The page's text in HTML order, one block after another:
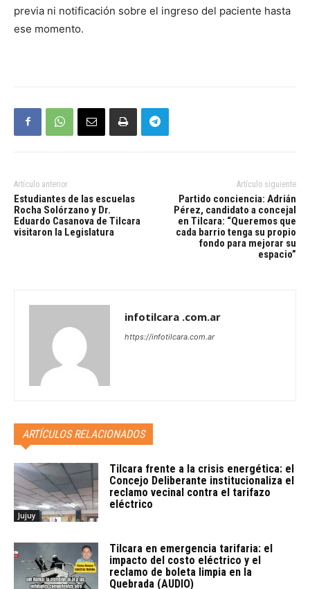
previa ni notificación sobre el ingreso del paciente hasta
ese momento.
Artículo anterior
Estudiantes de las escuelas
Rocha Solórzano y Dr.
Eduardo Casanova de Tilcara
visitaron la Legislatura
Artículo siguiente
Partido conciencia: Adrián
Pérez, candidato a concejal
en Tilcara: “Queremos que
cada barrio tenga su propio
fondo para mejorar su
espacio”
infotilcara .com.ar
https://infotilcara.com.ar
ARTÍCULOS RELACIONADOS
Jujuy
Tilcara frente a la crisis energética: el
Concejo Deliberante institucionaliza el
reclamo vecinal contra el tarifazo
eléctrico
Tilcara en emergencia tarifaria: el
impacto del costo eléctrico y el
reclamo de boleta limpia en la
Quebrada (AUDIO)